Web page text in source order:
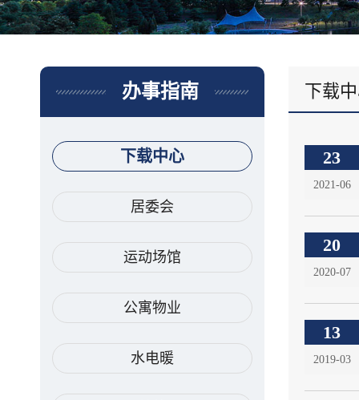
办事指南
下载中心
居委会
运动场馆
公寓物业
水电暖
下载
23
2021-06
20
2020-07
13
2019-03